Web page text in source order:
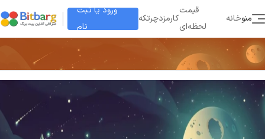
ورود یا ثبت
نام
چرتکهکارمزد
قیمت
لحظه‌ای
خانهمنو